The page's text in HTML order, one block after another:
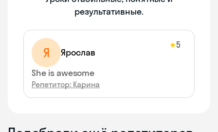
результативные.
Я Ярослав
★5
She is awesome
Репетитор: Карина